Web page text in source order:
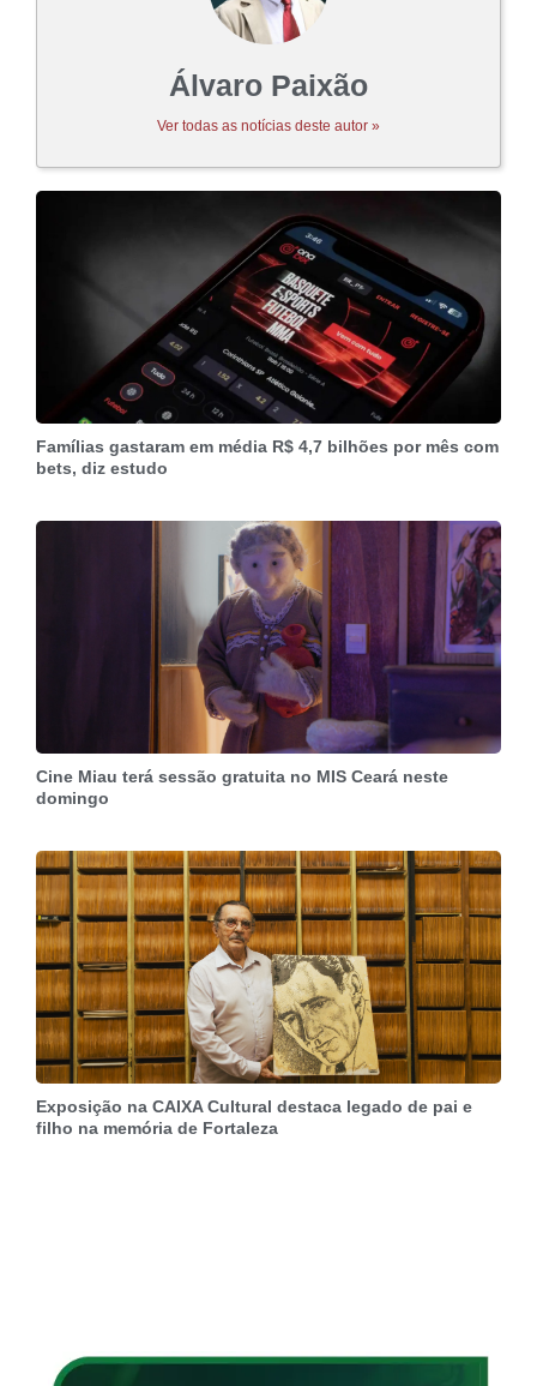
Álvaro Paixão
Ver todas as notícias deste autor »
Famílias gastaram em média R$ 4,7 bilhões por mês com
bets, diz estudo
Cine Miau terá sessão gratuita no MIS Ceará neste
domingo
Exposição na CAIXA Cultural destaca legado de pai e
filho na memória de Fortaleza